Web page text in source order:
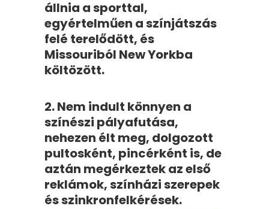
állnia a sporttal,
egyértelműen a színjátszás
felé terelődött, és
Missouriból New Yorkba
költözött.
2. Nem indult könnyen a
színészi pályafutása,
nehezen élt meg, dolgozott
pultosként, pincérként is, de
aztán megérkeztek az első
reklámok, színházi szerepek
és szinkronfelkérések.